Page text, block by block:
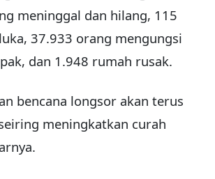
meninggal dan hilang, 115
37.933 orang mengungsi
dan 1.948 rumah rusak.
bencana longsor akan terus
meningkatkan curah